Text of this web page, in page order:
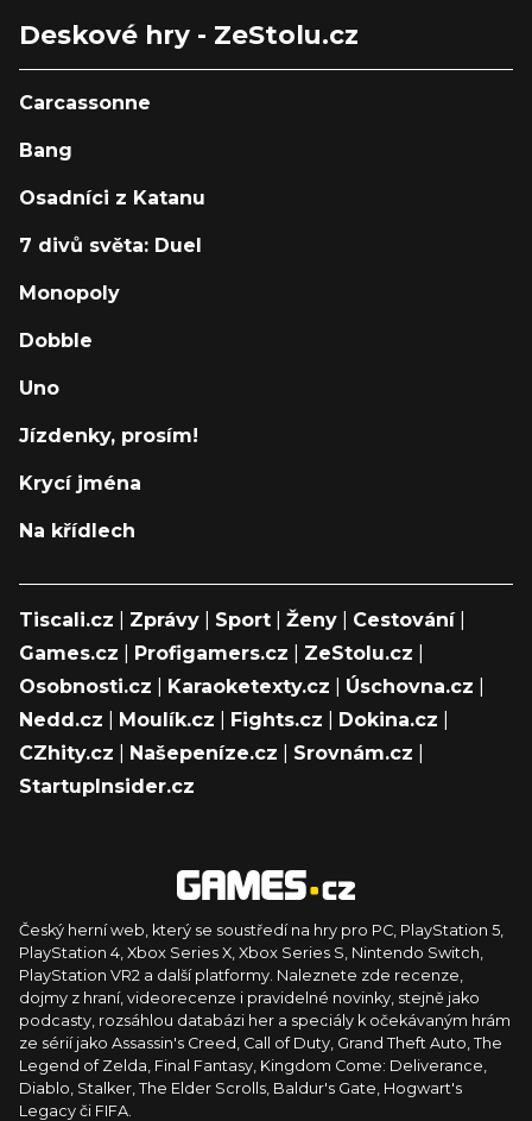
Deskové hry - ZeStolu.cz
Carcassonne
Bang
Osadníci z Katanu
7 divů světa: Duel
Monopoly
Dobble
Uno
Jízdenky, prosím!
Krycí jména
Na křídlech
Tiscali.cz Zprávy Sport Ženy Cestování|
Games.cz
Profigamers.cz ZeStolu.cz
Osobnosti.cz
Karaoketexty.cz Úschovna.cz
Nedd.cz
Moulík.cz Fights.cz Dokina.cz
CZhity.cz
Našepeníze.cz Srovnám.cz
StartupInsider.cz
Český herní web, který se soustředí na hry pro PC, PlayStation 5,
PlayStation 4, Xbox Series X, Xbox Series S, Nintendo Switch,
PlayStation VR2 a další platformy. Naleznete zde recenze,
dojmy z hraní, videorecenze i pravidelné novinky, stejně jako
podcasty, rozsáhlou databázi her a speciály k očekávaným hrám
ze sérií jako Assassin's Creed, Call of Duty, Grand Theft Auto, The
Legend of Zelda, Final Fantasy, Kingdom Come: Deliverance,
Diablo, Stalker, The Elder Scrolls, Baldur's Gate, Hogwart's
Legacy či FIFA.